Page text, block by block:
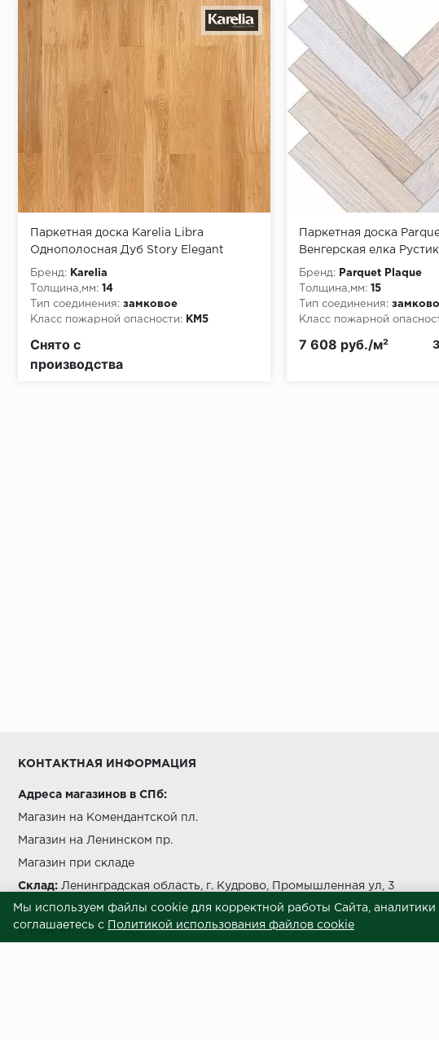
Место доставки
Правила
Условия доставки
Начало второго (и последующих) ряда:
Монтаж последнего ряда:
Установка под дверными коробками:
Паркетная доска Karelia Libra
Однополосная Дуб Story Elegant
Brushed Matt (3,0 м2)
Бренд:
Karelia
Толщина,мм: 14
Тип соединения: замковое
Класс пожарной опасности:
КМ5
Снято с
производства
Паркетная доска
Венгерская елка
розовый (120)
Бренд:
Parquet Plaque
Толщина,мм: 15
Тип соединения:
Класс пожарной
7 608 руб./м²
КОНТАКТНАЯ ИНФОРМАЦИЯ
Адреса магазинов в СПб:
Магазин на Комендантской пл.
Магазин на Ленинском пр.
Магазин при складе
Склад: Ленинградская область, г. Кудрово, Промышленная ул, 3
Звоните нам:+7 812 245 69 28
E-mail: info@ctom.su
Мы используем файлы cookie для корректной работы Сайта,
соглашаетесь с
Политикой использования файлов cookie